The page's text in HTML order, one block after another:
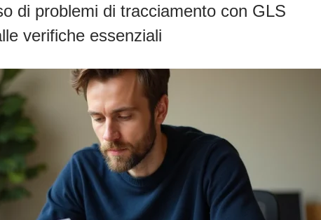
di problemi di tracciamento con GLS
verifiche essenziali